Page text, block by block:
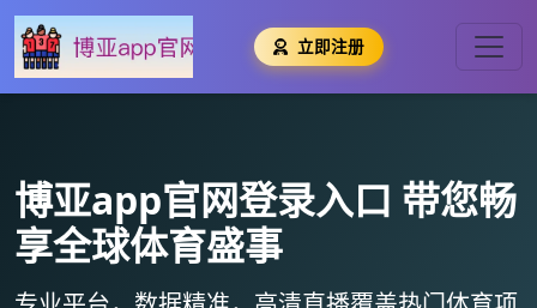
立即注册
博亚app官网登录入口 带您畅
享全球体育盛事